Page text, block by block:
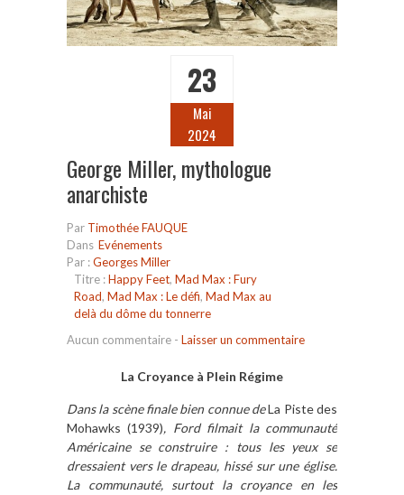
23
Mai
2024
George Miller, mythologue
anarchiste
Par Timothée FAUQUE
Dans Evénements
Par :Georges Miller
Titre :Happy Feet, Mad Max : Fury
Road, Mad Max : Le défi, Mad Max au
delà du dôme du tonnerre
Aucun commentaire - Laisser un commentaire
La Croyance à Plein Régime
Dans la scène finale bien connue deLa Piste des
Mohawks (1939), Ford filmait la communauté
Américaine se construire : tous les yeux se
dressaient vers le drapeau, hissé sur une église.
La communauté,surtoutla croyance en les